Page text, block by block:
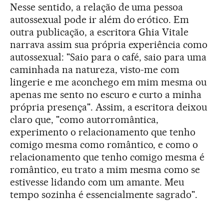
Nesse sentido, a relação de uma pessoa
autossexual pode ir além do erótico. Em
outra publicação, a escritora Ghia Vitale
narrava assim sua própria experiência como
autossexual: "Saio para o café, saio para uma
caminhada na natureza, visto-me com
lingerie e me aconchego em mim mesma ou
apenas me sento no escuro e curto a minha
própria presença". Assim, a escritora deixou
claro que, "como autorromântica,
experimento o relacionamento que tenho
comigo mesma como romântico, e como o
relacionamento que tenho comigo mesma é
romântico, eu trato a mim mesma como se
estivesse lidando com um amante. Meu
tempo sozinha é essencialmente sagrado".